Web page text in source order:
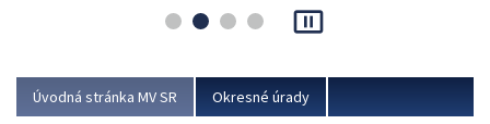
asociácie poisťovní (SLASPO) a Ministerstva vnútra SR.
Viac
pause_presentation
Úvodná stránka MV SR Okresné úrady